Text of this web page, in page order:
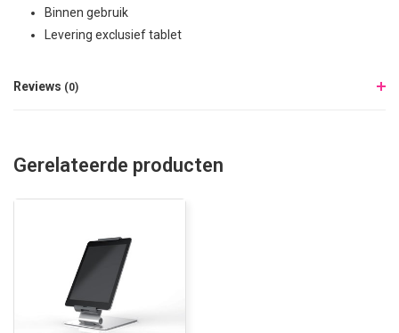
Binnen gebruik
Levering exclusief tablet
Reviews (0)
Gerelateerde producten